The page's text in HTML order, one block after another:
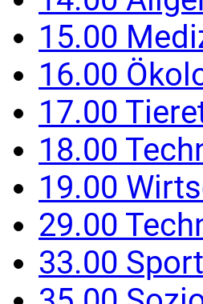
15.00
16.00
17.00
18.00
19.00
29.00
33.00 Sport